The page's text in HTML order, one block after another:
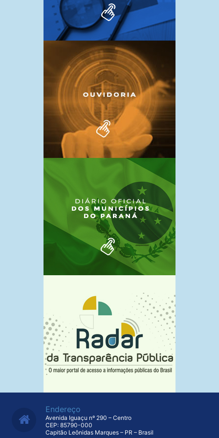
Endereço
Avenida Iguaçu nº 290 – Centro
CEP: 85790-000
Capitão Leônidas Marques – PR – Brasil